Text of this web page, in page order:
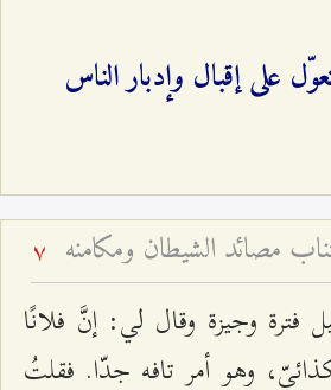
على إقبال وإدبار الناس
مصائد الشيطان ومكامنه 7
وجيزة وقال لي: إنَّ فلانًا
وهو أمر تافه جدّا. فقلتُ